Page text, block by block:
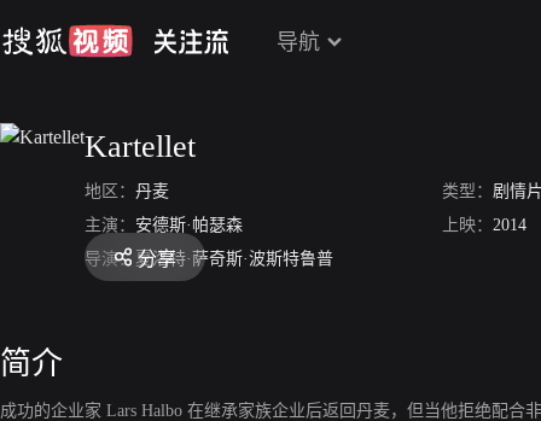
导航
Kartellet
地区： 丹麦 类型： 剧情
主演： 安德斯·帕瑟森 上映： 2014
导演： 夏洛特·萨奇斯·波斯特鲁普
分享
简介
成功的企业家 Lars Halbo 在继承家族企业后返回丹麦，但当他拒绝配合